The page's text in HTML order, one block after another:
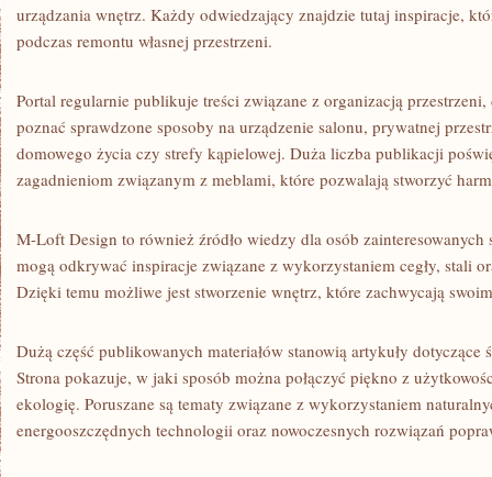
urządzania wnętrz. Każdy odwiedzający znajdzie tutaj inspiracje,
podczas remontu własnej przestrzeni.
Portal regularnie publikuje treści związane z organizacją
poznać sprawdzone sposoby na urządzenie salonu, prywatnej
domowego życia czy strefy kąpielowej. Duża liczba publikacji
zagadnieniom związanym z meblami, które pozwalają stworzyć
M-Loft Design to również źródło wiedzy dla osób
mogą odkrywać inspiracje związane z wykorzystaniem cegły, stali
Dzięki temu możliwe jest stworzenie wnętrz, które zachwycają
Dużą część publikowanych materiałów stanowią artykuły
Strona pokazuje, w jaki sposób można połączyć piękno z
ekologię. Poruszane są tematy związane z wykorzystaniem
energooszczędnych technologii oraz nowoczesnych rozwiązań